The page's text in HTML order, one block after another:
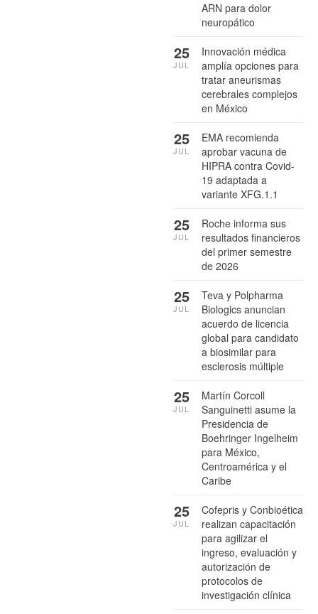
ARN para dolor
neuropático
Innovación médica
amplía opciones para
tratar aneurismas
cerebrales complejos
en México
25
JUL
EMA recomienda
aprobar vacuna de
HIPRA contra Covid-
19 adaptada a
variante XFG.1.1
25
JUL
Roche informa sus
resultados financieros
del primer semestre
de 2026
25
JUL
Teva y Polpharma
Biologics anuncian
acuerdo de licencia
global para candidato
a biosimilar para
esclerosis múltiple
25
JUL
Martín Corcoll
Sanguinetti asume la
Presidencia de
Boehringer Ingelheim
para México,
Centroamérica y el
Caribe
25
JUL
Cofepris y Conbioética
realizan capacitación
para agilizar el
ingreso, evaluación y
autorización de
protocolos de
investigación clínica
25
JUL